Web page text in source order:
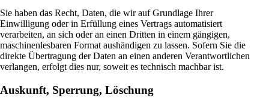
Sie haben das Recht, Daten, die wir auf Grundlage Ihrer
Einwilligung oder in Erfüllung eines Vertrags automatisiert
verarbeiten, an sich oder an einen Dritten in einem gängigen,
maschinenlesbaren Format aushändigen zu lassen. Sofern Sie die
direkte Übertragung der Daten an einen anderen Verantwortlichen
verlangen, erfolgt dies nur, soweit es technisch machbar ist.
Auskunft, Sperrung, Löschung